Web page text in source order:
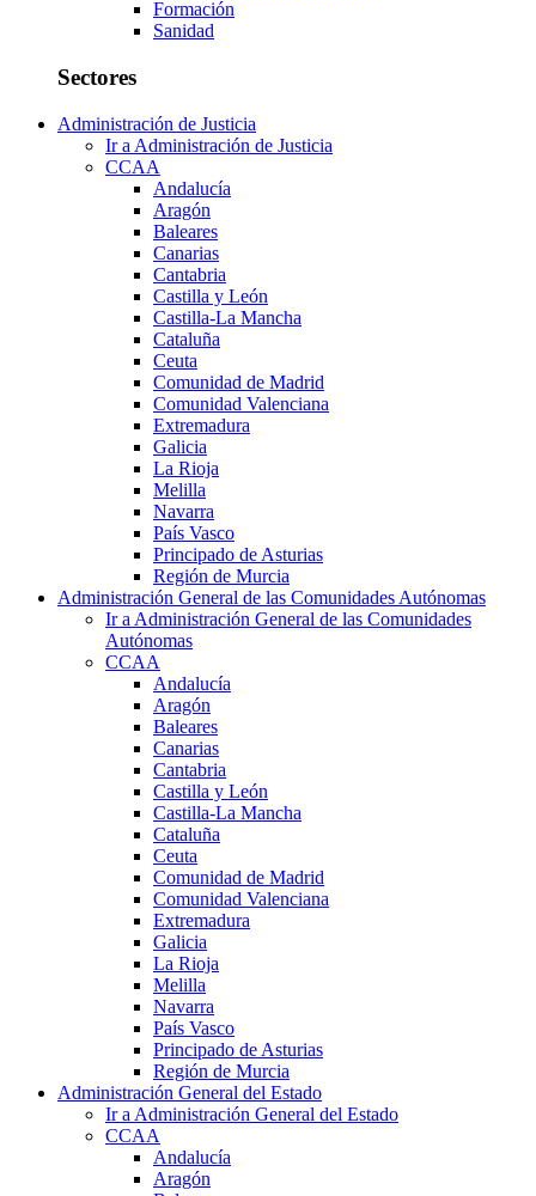
Formación
Sanidad
Sectores
Administración de Justicia
Ir a Administración de Justicia
CCAA
Andalucía
Aragón
Baleares
Canarias
Cantabria
Castilla y León
Castilla-La Mancha
Cataluña
Ceuta
Comunidad de Madrid
Comunidad Valenciana
Extremadura
Galicia
La Rioja
Melilla
Navarra
País Vasco
Principado de Asturias
Región de Murcia
Administración General de las Comunidades Autónomas
Ir a Administración General de las Comunidades
Autónomas
CCAA
Andalucía
Aragón
Baleares
Canarias
Cantabria
Castilla y León
Castilla-La Mancha
Cataluña
Ceuta
Comunidad de Madrid
Comunidad Valenciana
Extremadura
Galicia
La Rioja
Melilla
Navarra
País Vasco
Principado de Asturias
Región de Murcia
Administración General del Estado
Ir a Administración General del Estado
CCAA
Andalucía
Aragón